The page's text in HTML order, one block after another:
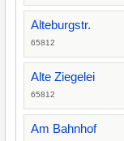
Alteburgstr.
65812
Alte Ziegelei
65812
Am Bahnhof